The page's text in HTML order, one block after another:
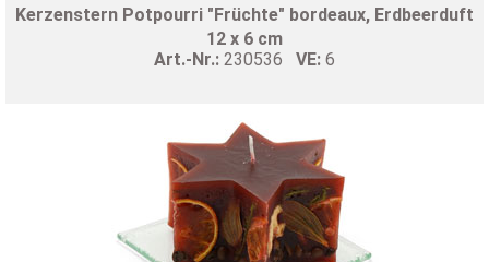
Kerzenstern Potpourri "Früchte" bordeaux, Erdbeerduft
12 x 6 cm
Art.-Nr.: 230536 VE: 6